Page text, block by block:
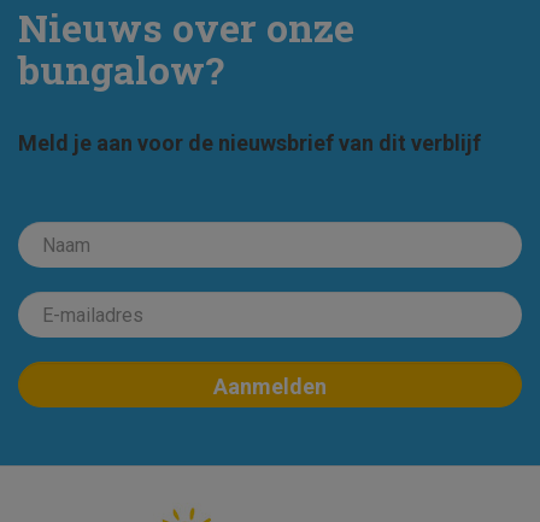
Nieuws over onze
bungalow?
Meld je aan voor de nieuwsbrief van dit verblijf